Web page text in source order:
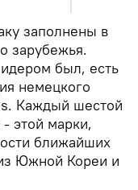
заполнены в
зарубежья.
был, есть
немецкого
Каждый шестой
этой марки,
ближайших
Южной Кореи и